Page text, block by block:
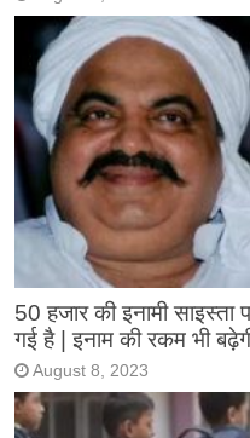
50 हजार की इनामी साइस्ता
गई है | इनाम की रकम भी
August 8, 2023